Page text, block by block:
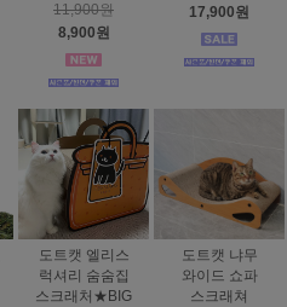
11,900원
8,900원
17,900원
도트캣 엘리스
럭셔리 숨숨집
스크래처★BIG
도트캣 냐무
와이드 쇼파
스크래쳐